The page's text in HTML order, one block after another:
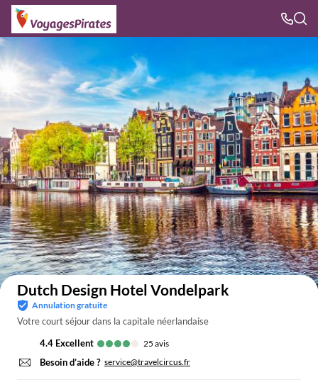
Voir sur la carte
Dutch Design Hotel Vondelpark
Annulation gratuite
Votre court séjour dans la capitale néerlandaise
4.4
excellent 25 avis
Besoin d’aide ? service@travelcircus.fr